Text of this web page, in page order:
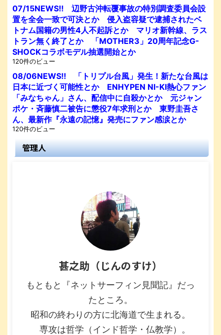
07/15NEWS!! 辺野古沖転覆事故の特別調査委員会設
置を全会一致で可決とか 侵入盗容疑で逮捕されたベ
トナム国籍の男性4人不起訴とか マリオ新幹線、ラス
トラン無く終了とか 「MOTHER3」20周年記念G-
SHOCKコラボモデル抽選開始とか
120件のビュー
08/06NEWS!! 「トリプル台風」発生！新たな台風は
日本に近づく可能性とか ENHYPEN NI-KI熱心ファン
「みなちゃん」さん、配信中に自殺かとか 元ジャン
ポケ・斉藤慎二被告に懲役7年求刑とか 東野圭吾さ
ん、最新作『永遠の記憶』発売にファン感涙とか
120件のビュー
管理人
甚之助（じんのすけ）
もともと『ネットサーフィン見聞記』だっ
たところ。
昭和の終わりの方に北海道で生まれる。
専攻は哲学（インド哲学・仏教学）。